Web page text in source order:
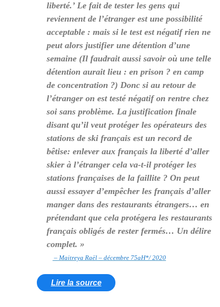
liberté.’ Le fait de tester les gens qui
reviennent de l’étranger est une possibilité
acceptable : mais si le test est négatif rien ne
peut alors justifier une détention d’une
semaine (Il faudrait aussi savoir où une telle
détention aurait lieu : en prison ? en camp
de concentration ?) Donc si au retour de
l’étranger on est testé négatif on rentre chez
soi sans problème. La justification finale
disant qu’il veut protéger les opérateurs des
stations de ski français est un record de
bêtise: enlever aux français la liberté d’aller
skier à l’étranger cela va-t-il protéger les
stations françaises de la faillite ? On peut
aussi essayer d’empêcher les français d’aller
manger dans des restaurants étrangers… en
prétendant que cela protégera les restaurants
français obligés de rester fermés… Un délire
complet. »
– Maitreya Raël – décembre 75aH*/ 2020
Lire la source